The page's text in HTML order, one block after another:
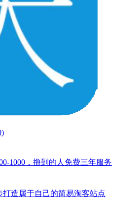
)
1000，撸到的人免费三年服务
造属于自己的简易淘客站点